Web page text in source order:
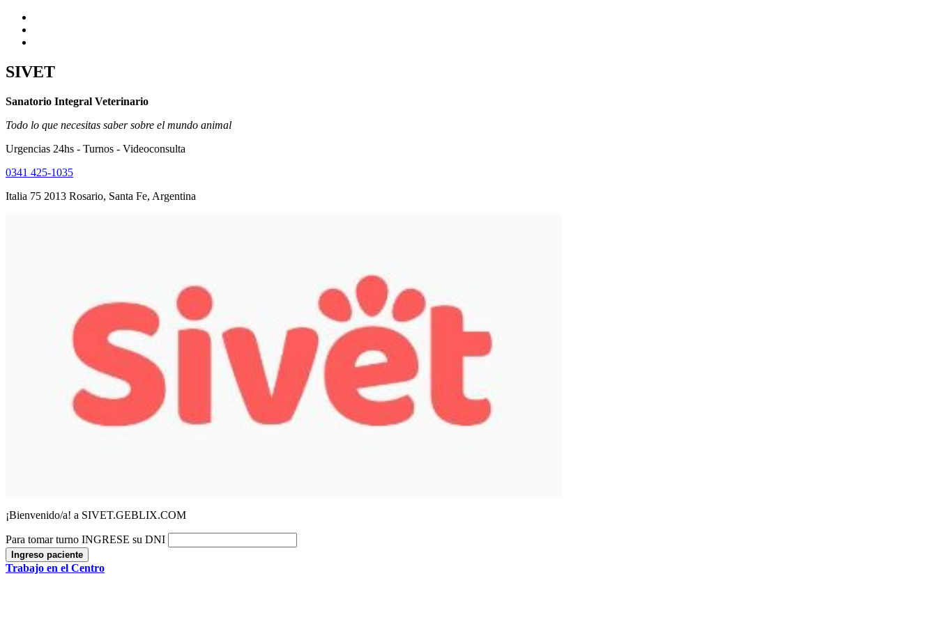
SIVET
Sanatorio Integral Veterinario
Todo lo que necesitas saber sobre el mundo animal
Urgencias 24hs - Turnos - Videoconsulta
0341 425-1035
Italia 75 2013 Rosario, Santa Fe, Argentina
¡Bienvenido/a! a SIVET.GEBLIX.COM
Para tomar turno INGRESE su DNI
Ingreso paciente
Trabajo en el Centro